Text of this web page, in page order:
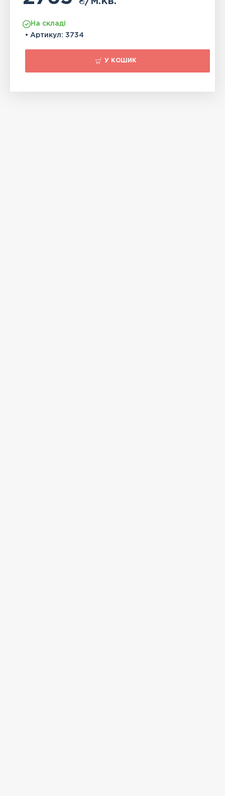
На складі
• Артикул: 3734
У КОШИК